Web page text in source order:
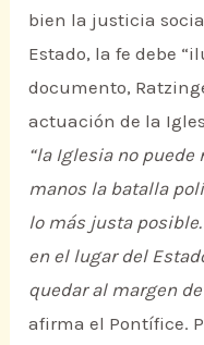
bien la justicia
Estado, la fe debe
documento,
actuación de la
“la Iglesia no
manos la batalla
lo más justa
en el lugar del
quedar al margen
afirma el Pontífice.